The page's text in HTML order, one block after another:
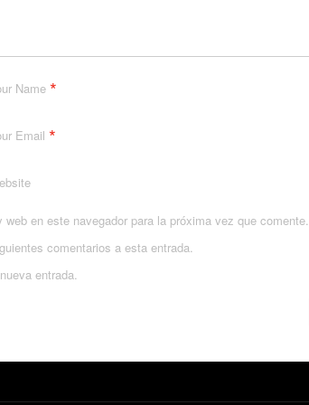
Name *
Email *
en este navegador para la próxima vez que comente.
comentarios a esta entrada.
entrada.